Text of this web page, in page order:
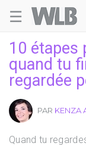
☰
10 étapes
quand tu
regardée
PAR KENZA
Quand tu